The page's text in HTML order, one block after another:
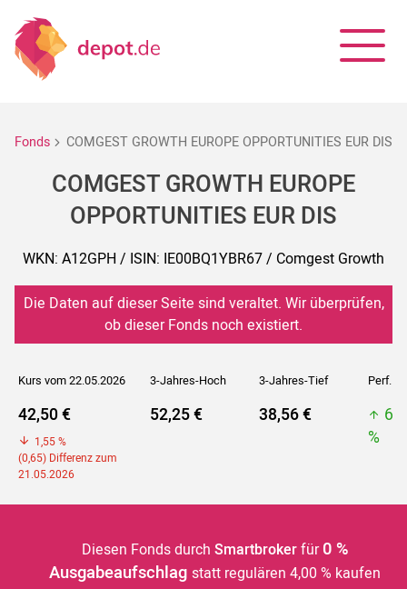
Fonds COMGEST GROWTH EUROPE OPPORTUNITIES EUR DIS
COMGEST GROWTH EUROPE
OPPORTUNITIES EUR DIS
WKN: A12GPH / ISIN: IE00BQ1YBR67 / Comgest Growth
Die Daten auf dieser Seite sind veraltet. Wir überprüfen,
ob dieser Fonds noch existiert.
Kurs vom 22.05.2026 3-Jahres-Hoch 3-Jahres-Tief Perf. 5J
42,50 €
1,55 %
(0,65) Differenz zum
21.05.2026
52,25 € 38,56 €
%
Diesen Fonds durch Smartbrokerfür 0 %
Ausgabeaufschlagstatt regulären 4,00 % kaufen